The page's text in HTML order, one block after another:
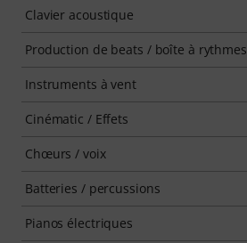
Clavier acoustique
Production de beats / boîte à rythmes
Instruments à vent
Cinématic / Effets
Chœurs / voix
Batteries / percussions
Pianos électriques